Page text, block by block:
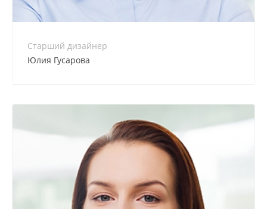
Старший дизайнер
Юлия Гусарова
no-reply@intecweb.ru